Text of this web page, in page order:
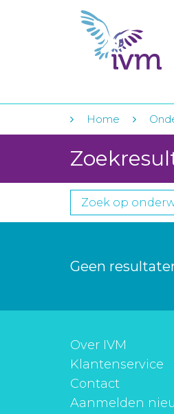
Home
Geen
Over IVM
Klantenservice
Contact
Aanmelden